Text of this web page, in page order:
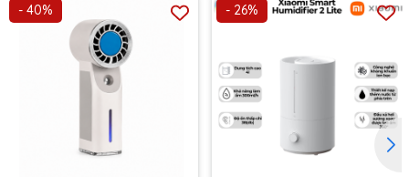
- 40% - 26%